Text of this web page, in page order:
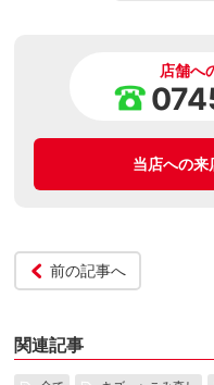
店舗へ
当店への来
前の記事へ
関連記事